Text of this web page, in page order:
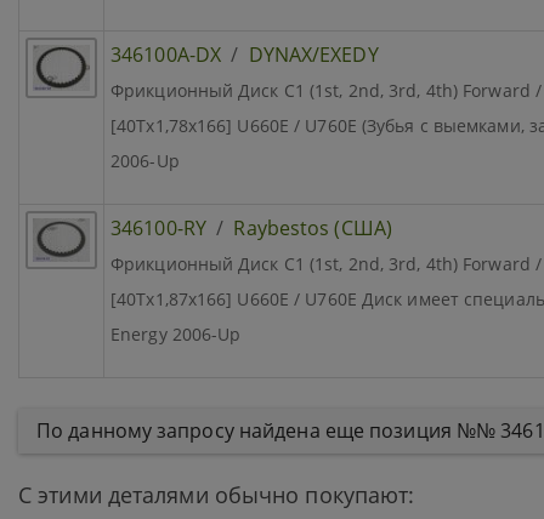
346100A-DX / DYNAX/EXEDY
Фрикционный Диск C1 (1st, 2nd, 3rd, 4th) Forward /
[40Tx1,78x166] U660E / U760E (Зубья с выемками,
2006-Up
346100-RY / Raybestos (США)
Фрикционный Диск C1 (1st, 2nd, 3rd, 4th) Forward /
[40Tx1,87x166] U660E / U760E Диск имеет
Energy 2006-Up
По данному запросу найдена еще позиция №№
С этими деталями обычно покупают: